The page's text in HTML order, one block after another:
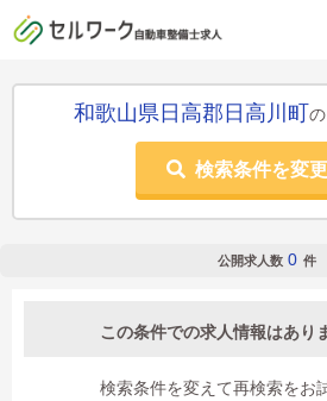
和歌山県日高郡日高川町
検索条件を変
公開求人数 0 件
この条件での求人情報はあり
検索条件を変えて再検索をお